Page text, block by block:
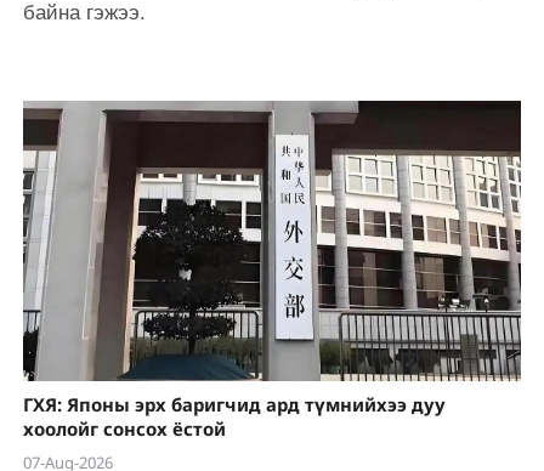
байна гэжээ.
ГХЯ: Японы эрх баригчид ард түмнийхээ дуу
хоолойг сонсох ёстой
07-Aug-2026